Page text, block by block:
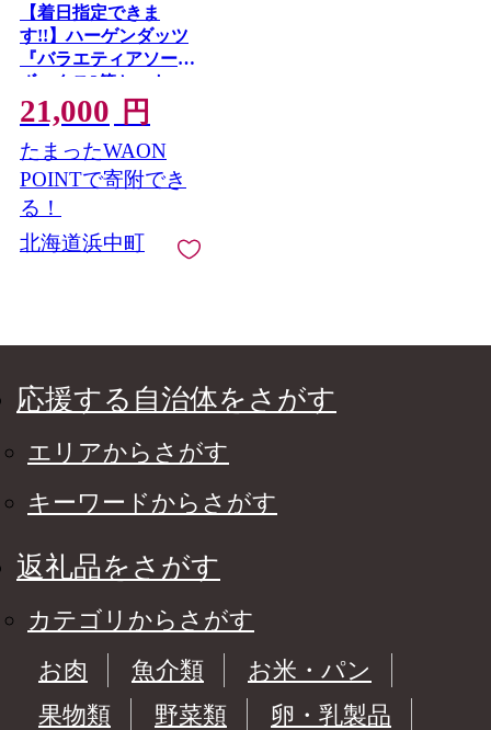
【着日指定できま
す!!】ハーゲンダッツ
『バラエティアソート
ボックス3箱セット』
アイス スイーツ デザ
ート_H0016-110
21,000 円
たまったWAON
POINTで寄附でき
る！
北海道浜中町
応援する自治体をさがす
エリアからさがす
キーワードからさがす
返礼品をさがす
カテゴリからさがす
お肉
魚介類
お米・パン
果物類
野菜類
卵・乳製品